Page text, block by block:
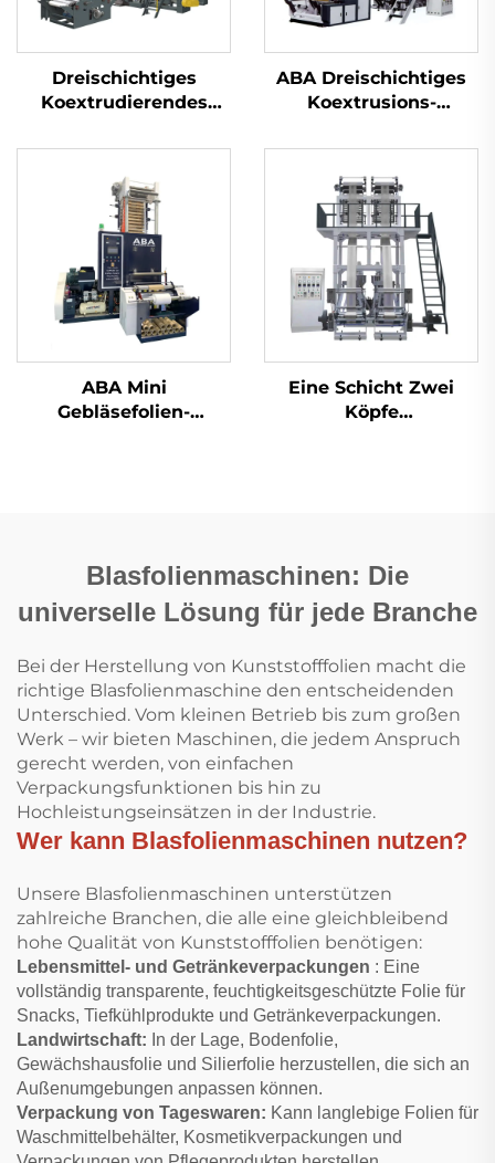
Dreischichtiges
Koextrudierendes
Folienblasanlagen-Set
ABA Dreischichtiges
Koextrusions-
ABA Mini
Gebläsefolien-
Eine Schicht Zwei
Köpfe
Blasfolienmaschinen: Die
universelle Lösung für jede Branche
Bei der Herstellung von Kunststofffolien macht die
richtige Blasfolienmaschine den entscheidenden
Unterschied. Vom kleinen Betrieb bis zum großen
Werk – wir bieten Maschinen, die jedem Anspruch
gerecht werden, von einfachen
Verpackungsfunktionen bis hin zu
Hochleistungseinsätzen in der Industrie.
Wer kann Blasfolienmaschinen nutzen?
Unsere Blasfolienmaschinen unterstützen
zahlreiche Branchen, die alle eine gleichbleibend
hohe Qualität von Kunststofffolien benötigen:
Lebensmittel- und Getränkeverpackungen : Eine
vollständig transparente, feuchtigkeitsgeschützte Folie für
Snacks, Tiefkühlprodukte und Getränkeverpackungen.
Landwirtschaft: In der Lage, Bodenfolie,
Gewächshausfolie und Silierfolie herzustellen, die sich an
Außenumgebungen anpassen können.
Verpackung von Tageswaren: Kann langlebige Folien für
Waschmittelbehälter, Kosmetikverpackungen und